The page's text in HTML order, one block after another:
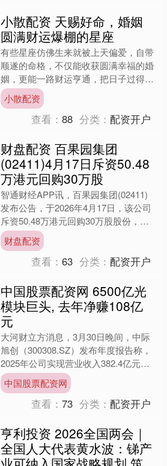
小散配资 天赐好命，婚姻
圆满财运爆棚的星座
有些星座仿佛生来就被上天偏爱，自带
顺遂的命格，不仅能收获圆满幸福的婚
姻，更能一路财运亨通，把日子过得顺
遂又富足，妥妥的天赐好命之人。 金
牛座就是天生的福气担当，....
小散配资
查看：88 分类：配资开户
财盘配资 百果园集团
(02411)4月17日斥资50.48
万港元回购30万股
智通财经APP讯，百果园集团(02411)
发布公告，于2026年4月17日，该公司
斥资50.48万港元回购30万股股份，每
股回购价1.66-1.7港元。 【免责....
财盘配资
查看：63 分类：配资开户
中国股票配资网 6500亿光
模块巨头, 去年净赚108亿
元
大河财立方消息，3月30日晚间，中际
旭创（300308.SZ）发布年度报告称，
2025年公司实现营业收入382.4亿元，
同比增长60.25%；实现归属于母公司
所....
中国股票配资网
查看：73 分类：配资开户
亨利投资 2026全国两会｜
全国人大代表黄水波：锑产